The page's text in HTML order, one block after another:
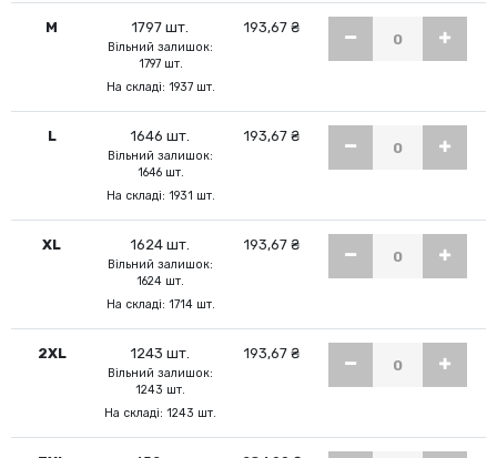
M 1797 шт.
Вільний залишок:
1797 шт.
На складі: 1937 шт.
193,67 ₴
L 1646 шт.
Вільний залишок:
1646 шт.
На складі: 1931 шт.
193,67 ₴
XL 1624 шт.
Вільний залишок:
1624 шт.
На складі: 1714 шт.
193,67 ₴
2XL 1243 шт.
Вільний залишок:
1243 шт.
На складі: 1243 шт.
193,67 ₴